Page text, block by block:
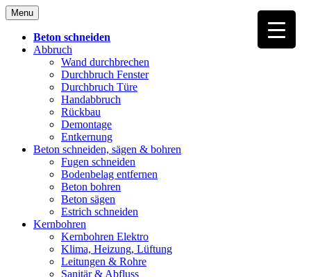
Skip
to
content
Menu
Beton schneiden
Abbruch
Wand durchbrechen
Durchbruch Fenster
Durchbruch Türe
Handabbruch
Rückbau
Demontage
Entkernung
Beton schneiden, sägen & bohren
Fugen schneiden
Bodenbelag entfernen
Beton bohren
Beton sägen
Estrich schneiden
Kernbohren
Kernbohren Elektro
Klima, Heizung, Lüftung
Leitungen & Rohre
Sanitär & Abfluss